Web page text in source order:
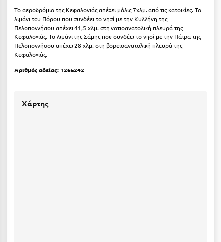
Κάρπαθος
Καρπενήσι
Κάρυστος
Κάσος
Το αεροδρόμιο της Κεφαλονιάς απέχει μόλις 7χλμ. από τις κατοικίες. Το
λιμάνι του Πόρου που συνδέει το νησί με την Κυλλήνη της
Πελοποννήσου απέχει 41,5 χλμ. στη νοτιοανατολική πλευρά της
Κεφαλονιάς. Το λιμάνι της Σάμης που συνδέει το νησί με την Πάτρα της
Πελοποννήσου απέχει 28 χλμ. στη βορειοανατολική πλευρά της
Κεφαλονιάς.
Αριθμός αδείας: 1265242
Χάρτης